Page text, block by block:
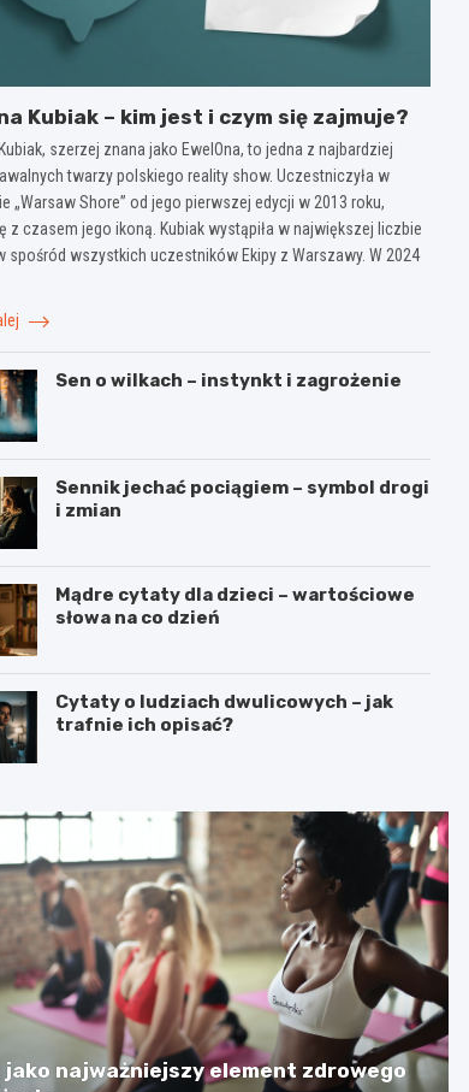
Kubiak – kim jest i czym się zajmuje?
szerzej znana jako EwelOna, to jedna z najbardziej
twarzy polskiego reality show. Uczestniczyła w
„Warsaw Shore” od jego pierwszej edycji w 2013 roku,
z czasem jego ikoną. Kubiak wystąpiła w największej liczbie
spośród wszystkich uczestników Ekipy z Warszawy. W 2024
Sen o wilkach – instynkt i zagrożenie
Sennik jechać pociągiem – symbol drogi
i zmian
Mądre cytaty dla dzieci – wartościowe
słowa na co dzień
Cytaty o ludziach dwulicowych – jak
trafnie ich opisać?
jako najważniejszy element zdrowego